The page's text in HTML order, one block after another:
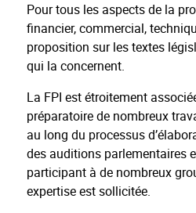
Pour tous les aspects de la
financier, commercial,
proposition sur les textes
qui la concernent.
La FPI est étroitement
préparatoire de nombreux
au long du processus
des auditions parlementaires
participant à de nombreux
expertise est sollicitée.